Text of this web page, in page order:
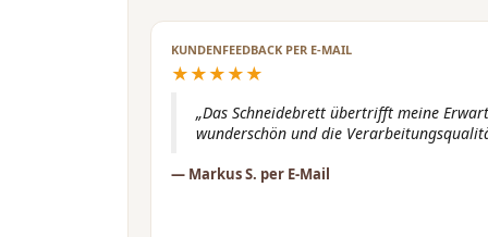
KUNDENFEEDBACK PER E-MAIL
★★★★★
„Das Schneidebrett übertrifft meine
wunderschön und die
— Markus S. per E-Mail